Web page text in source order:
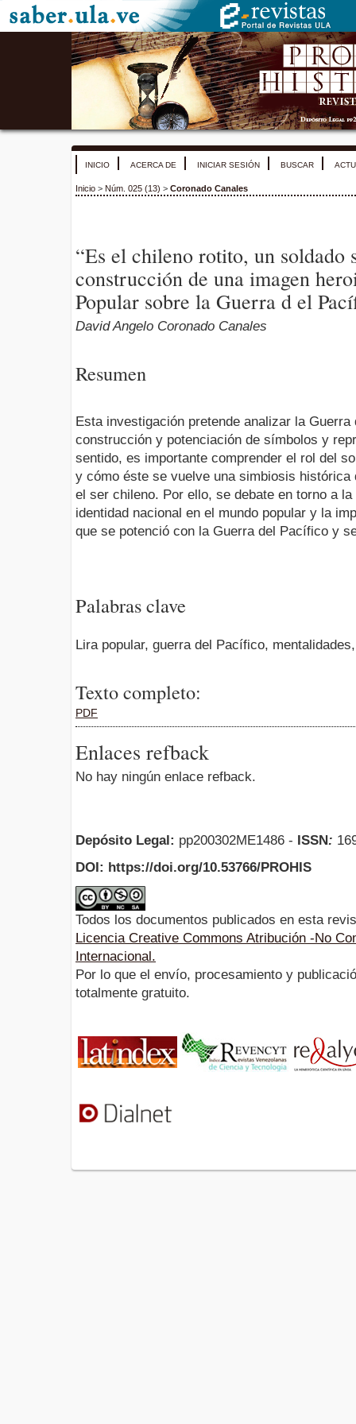
INICIO ACERCA DE INICIAR SESIÓN BUSCAR
Inicio > Núm. 025 (13) > Coronado Canales
“Es el chileno rotito, un soldado
construcción de una imagen
Popular sobre la Guerra d el
David Angelo Coronado Canales
Resumen
Esta investigación pretende analizar la
construcción y potenciación de símbolos y
sentido, es importante comprender el rol del
y cómo éste se vuelve una simbiosis histórica
el ser chileno. Por ello, se debate en torno a
identidad nacional en el mundo popular y la
que se potenció con la Guerra del Pacífico y
Palabras clave
Lira popular, guerra del Pacífico,
Texto completo:
PDF
Enlaces refback
No hay ningún enlace refback.
Depósito Legal: pp200302ME1486 - ISSN:
DOI: https://doi.org/10.53766/PROHIS
Todos los documentos publicados en esta
Licencia Creative Commons Atribución -No
Internacional.
Por lo que el envío, procesamiento y
totalmente gratuito.